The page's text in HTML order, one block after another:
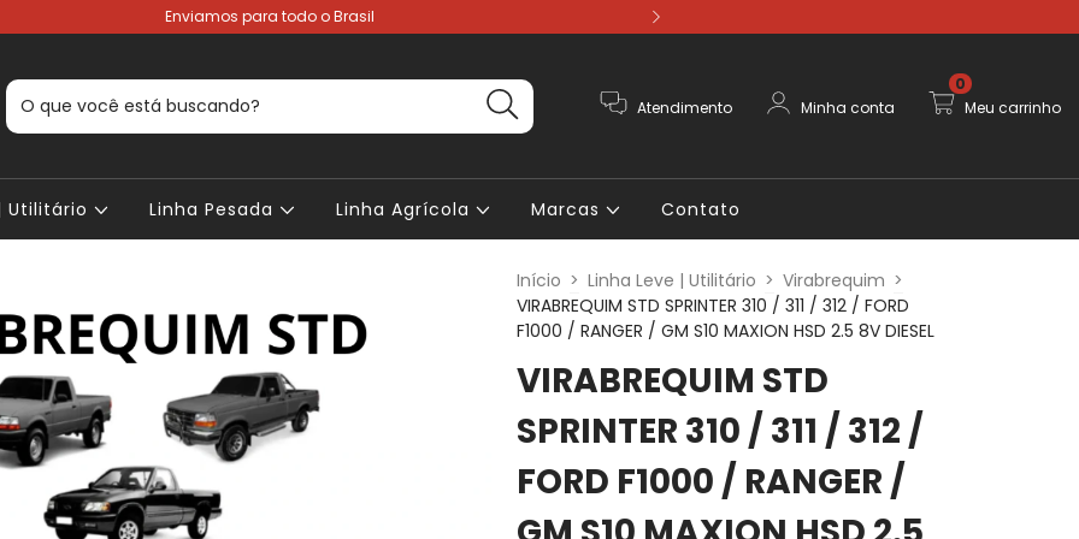
Enviamos para todo o Brasil
Atendimento Minha conta Meu carrinho
0
Utilitário Linha Pesada Linha Agrícola Marcas Contato
Início > Linha Leve | Utilitário > Virabrequim >
VIRABREQUIM STD SPRINTER 310 / 311 / 312 / FORD
F1000 / RANGER / GM S10 MAXION HSD 2.5 8V DIESEL
VIRABREQUIM STD
SPRINTER 310 / 311 / 312 /
FORD F1000 / RANGER /